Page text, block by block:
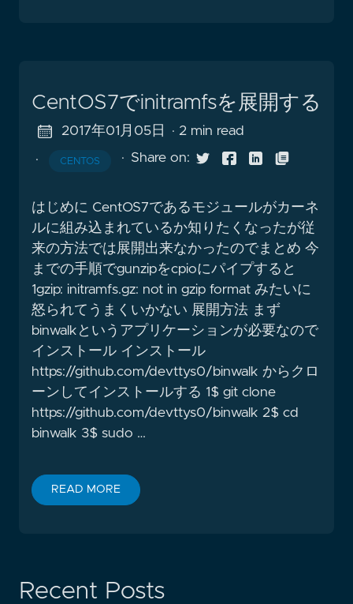
CentOS7でinitramfsを展開する
2017年01月05日 · 2 min read
· CENTOS · Share on:
はじめに CentOS7であるモジュールがカーネ
ルに組み込まれているか知りたくなったが従
来の方法では展開出来なかったのでまとめ 今
までの手順でgunzipをcpioにパイプすると
1gzip: initramfs.gz: not in gzip format みたいに
怒られてうまくいかない 展開方法 まず
binwalkというアプリケーションが必要なので
インストール インストール
https://github.com/devttys0/binwalk からクロ
ーンしてインストールする 1$ git clone
https://github.com/devttys0/binwalk 2$ cd
binwalk 3$ sudo …
READ MORE
Recent Posts